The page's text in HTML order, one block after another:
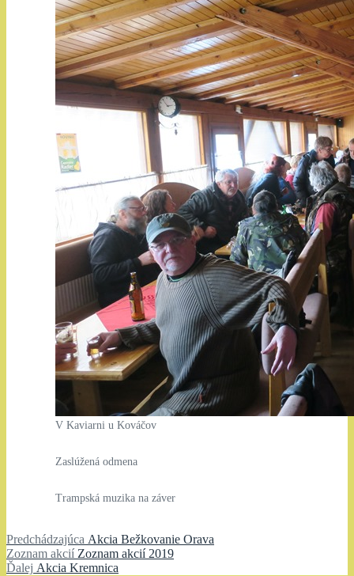
V Kaviarni u Kováčov
Zaslúžená odmena
Trampská muzika na záver
Navigácia
v
Predchádzajúca Predchádzajúci
článok:
Akcia Bežkovanie Orava
Zoznam akcií Zoznam
akcií:
Zoznam akcií 2019
Ďalej Ďalší
Akcia Kremnica